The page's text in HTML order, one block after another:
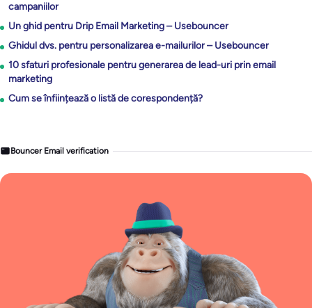
campaniilor
Un ghid pentru Drip Email Marketing – Usebouncer
Ghidul dvs. pentru personalizarea e-mailurilor – Usebouncer
10 sfaturi profesionale pentru generarea de lead-uri prin email
marketing
Cum se înființează o listă de corespondență?
Bouncer Email verification